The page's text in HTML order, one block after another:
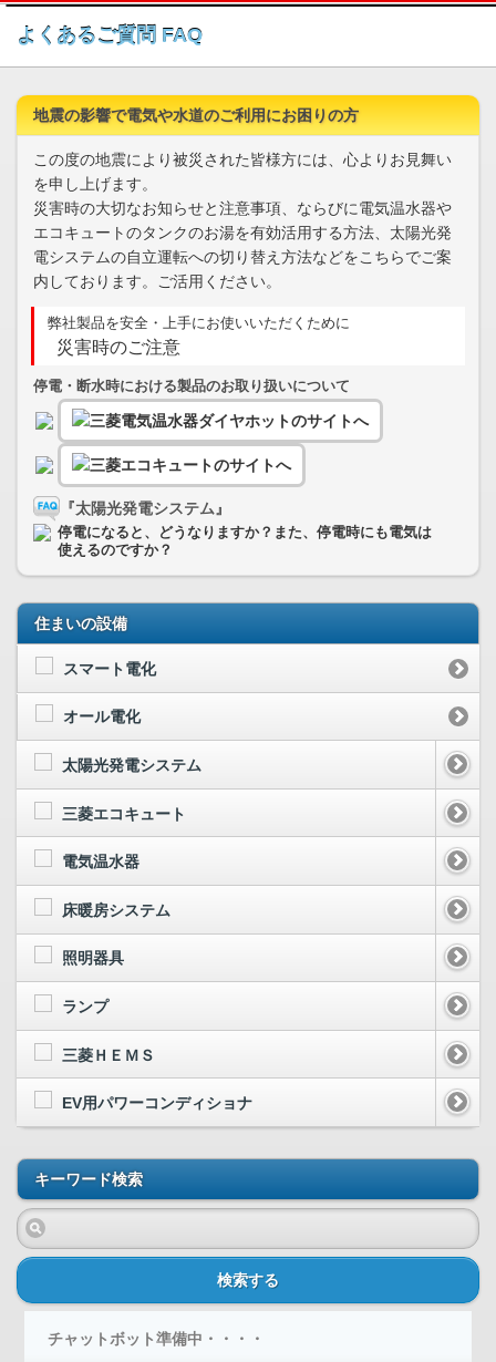
このページの本文へ
よくあるご質問 FAQ
地震の影響で電気や水道のご利用にお困りの方
この度の地震により被災された皆様方には、心よりお見舞い
を申し上げます。
災害時の大切なお知らせと注意事項、ならびに電気温水器や
エコキュートのタンクのお湯を有効活用する方法、太陽光発
電システムの自立運転への切り替え方法などをこちらでご案
内しております。ご活用ください。
弊社製品を安全・上手にお使いいただくために
災害時のご注意
停電・断水時における製品のお取り扱いについて
『太陽光発電システム』
停電になると、どうなりますか？また、停電時にも電気は
使えるのですか？
住まいの設備
スマート電化
オール電化
太陽光発電システム
三菱エコキュート
電気温水器
床暖房システム
照明器具
ランプ
三菱ＨＥＭＳ
EV用パワーコンディショナ
キーワード検索
検索する
チャットボット準備中・・・・